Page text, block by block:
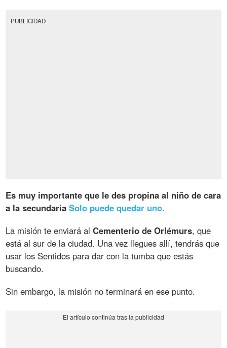
PUBLICIDAD
Es muy importante que le des propina al niño de cara
a la secundariaSolo puede quedar uno.
La misión te enviará alCementerio de Orlémurs, que
está al sur de la ciudad. Una vez llegues allí, tendrás que
usar los Sentidos para dar con la tumba que estás
buscando.
Sin embargo, la misión no terminará en ese punto.